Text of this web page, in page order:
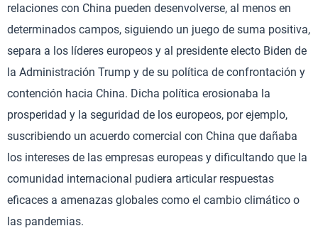
relaciones con China pueden desenvolverse, al menos en
determinados campos, siguiendo un juego de suma positiva,
separa a los líderes europeos y al presidente electo Biden de
la Administración Trump y de su política de confrontación y
contención hacia China. Dicha política erosionaba la
prosperidad y la seguridad de los europeos, por ejemplo,
suscribiendo un acuerdo comercial con China que dañaba
los intereses de las empresas europeas y dificultando que la
comunidad internacional pudiera articular respuestas
eficaces a amenazas globales como el cambio climático o
las pandemias.